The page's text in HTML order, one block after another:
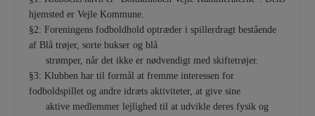
hjemsted er Vejle Kommune.
§2: Foreningens fodboldhold optræder i spillerdragt bestående
af Blå trøjer, sorte bukser og blå
strømper, når det ikke er nødvendigt med skiftetrøjer.
§3: Klubben har til formål at fremme interessen for
fodboldspillet og andre idræts aktiviteter, at give sine
aktive medlemmer lejlighed til at udvikle deres fysik og